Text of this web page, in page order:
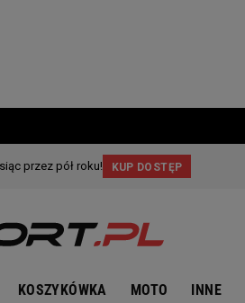
KOSZYKÓWKA MOTO INNE